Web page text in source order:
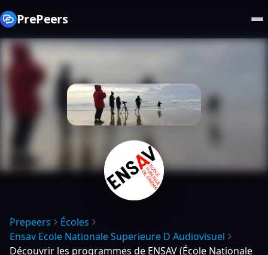
PrePeers
Prepeers
Écoles
Ensav Ecole Nationale Superieure D Audiovisuel
Découvrir les programmes de ENSAV (École Nationale